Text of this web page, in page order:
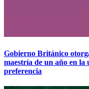
Gobierno Británico
maestría de un año en
preferencia